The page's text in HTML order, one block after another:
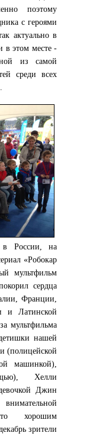
поэтому
с героями
актуально в
в этом месте -
из самой
среди всех
России, на
«Робокар
мультфильм
сердца
Франции,
и Латинской
мультфильма
нашей
(полицейской
машинкой),
Хелли
Джин
хорошим
зрители